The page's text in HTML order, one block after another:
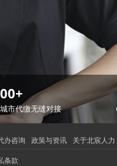
市代缴无缝对接
办咨询 政策与资讯
关于北宸人力
条款